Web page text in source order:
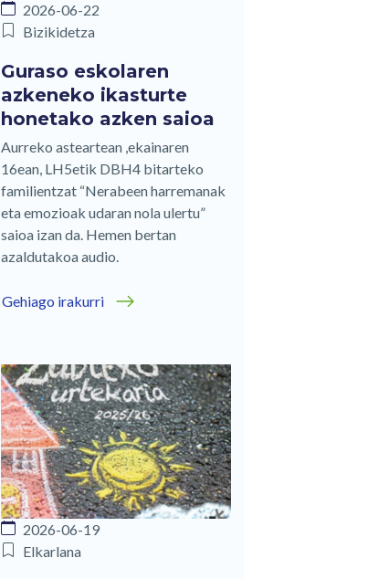
2026-06-22
Bizikidetza
Guraso eskolaren
azkeneko ikasturte
honetako azken saioa
Aurreko asteartean ,ekainaren
16ean, LH5etik DBH4 bitarteko
familientzat “Nerabeen harremanak
eta emozioak udaran nola ulertu”
saioa izan da. Hemen bertan
azaldutakoa audio.
Gehiago irakurri
2026-06-19
Elkarlana